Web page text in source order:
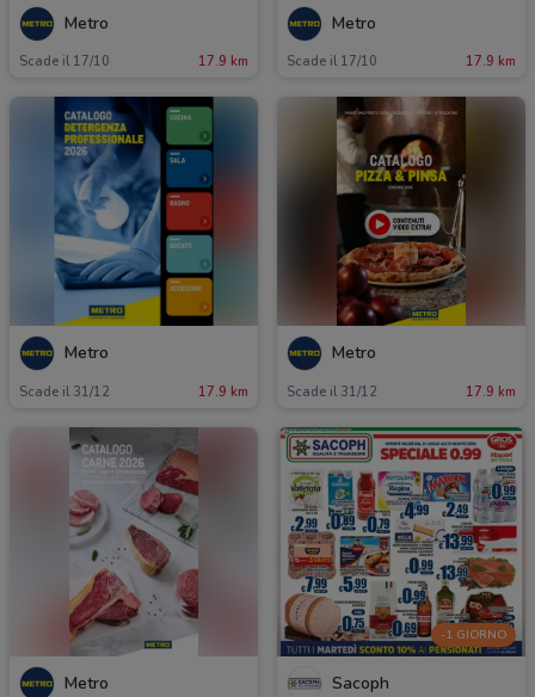
Metro
Scade il 17/10 17.9 km
Metro
Scade il 17/10 17.9 km
Metro
Scade il 31/12 17.9 km
Metro
Scade il 31/12 17.9 km
Metro
-1 GIORNO
Sacoph